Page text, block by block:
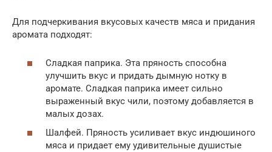
Для подчеркивания вкусовых качеств мяса и придания
аромата подходят:
Сладкая паприка. Эта пряность способна
улучшить вкус и придать дымную нотку в
аромате. Сладкая паприка имеет сильно
выраженный вкус чили, поэтому добавляется в
малых дозах.
Шалфей. Пряность усиливает вкус индюшиного
мяса и придает ему удивительные душистые